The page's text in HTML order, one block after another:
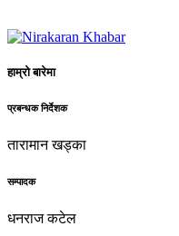
हाम्रो बारेमा
प्रबन्धक निर्देशक
तारामान खड्का
सम्पादक
धनराज कटेल